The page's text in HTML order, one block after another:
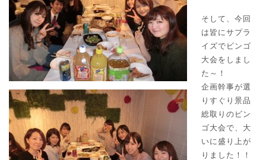
そして、今回
は皆にサプラ
イズでビンゴ
大会をしまし
た～！
企画幹事が選
りすぐり景品
総取りのビン
ゴ大会で、大
いに盛り上が
りました！！